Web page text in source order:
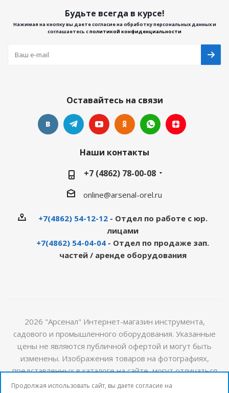
Будьте всегда в курсе!
Нажимая на кнопку вы даете согласие на обработку персональных данных и
соглашаетесь сполитикой конфиденциальности
Оставайтесь на связи
Наши контакты
+7 (4862) 78-00-08
online@arsenal-orel.ru
+7(4862) 54-12-12- Отдел по работе с юр.
лицами
+7(4862) 54-04-04 - Отдел по продаже зап.
частей / аренде оборудования
2026 "Арсенал" Интернет-магазин инструмента,
садового и промышленного оборудования. Указанные
цены не являются публичной офертой и могут быть
изменены. Изображения товаров на фотографиях,
представленных в каталоге на сайте, могут отличаться
от оригиналов. Актуальную информацию о стоимости и
Продолжая использовать сайт, вы даете согласие на